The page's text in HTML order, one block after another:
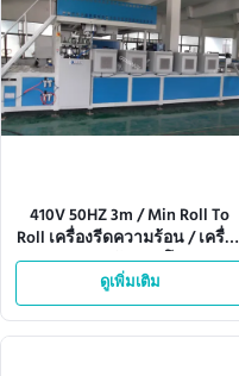
410V 50HZ 3m / Min Roll To
Roll เครื่องรีดความร้อน / เครื่อง
กดความร้อนอัตโนมัติ
ดูเพิ่มเติม